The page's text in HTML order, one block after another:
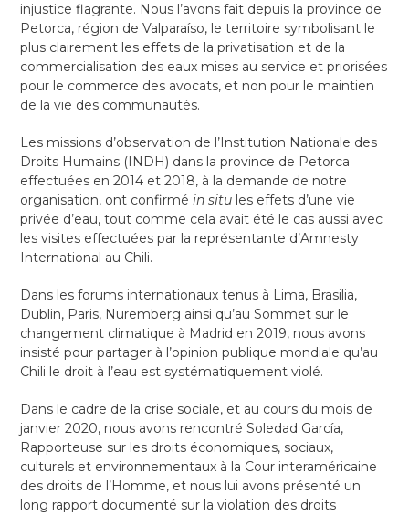
injustice flagrante. Nous l’avons fait depuis la province de
Petorca, région de Valparaíso, le territoire symbolisant le
plus clairement les effets de la privatisation et de la
commercialisation des eaux mises au service et priorisées
pour le commerce des avocats, et non pour le maintien
de la vie des communautés.
Les missions d’observation de l’Institution Nationale des
Droits Humains (INDH) dans la province de Petorca
effectuées en 2014 et 2018, à la demande de notre
organisation, ont confirmé in situ les effets d’une vie
privée d’eau, tout comme cela avait été le cas aussi avec
les visites effectuées par la représentante d’Amnesty
International au Chili.
Dans les forums internationaux tenus à Lima, Brasilia,
Dublin, Paris, Nuremberg ainsi qu’au Sommet sur le
changement climatique à Madrid en 2019, nous avons
insisté pour partager à l’opinion publique mondiale qu’au
Chili le droit à l’eau est systématiquement violé.
Dans le cadre de la crise sociale, et au cours du mois de
janvier 2020, nous avons rencontré Soledad García,
Rapporteuse sur les droits économiques, sociaux,
culturels et environnementaux à la Cour interaméricaine
des droits de l’Homme, et nous lui avons présenté un
long rapport documenté sur la violation des droits